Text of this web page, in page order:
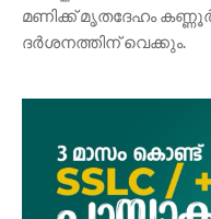
മണിക്ക് മൃതദേഹം
ദർശനത്തിന് വെക്കും.